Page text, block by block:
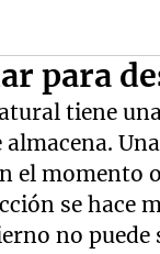
para
tiene
el momento
se hace
no